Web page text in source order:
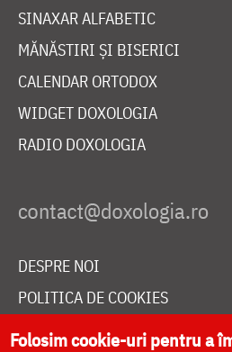
SINAXAR ALFABETIC
MĂNĂSTIRI ȘI BISERICI
CALENDAR ORTODOX
WIDGET DOXOLOGIA
RADIO DOXOLOGIA
DESPRE NOI
POLITICA DE COOKIES
DONEAZĂ ONLINE PENTRU
Folosim cookie-uri pentru a